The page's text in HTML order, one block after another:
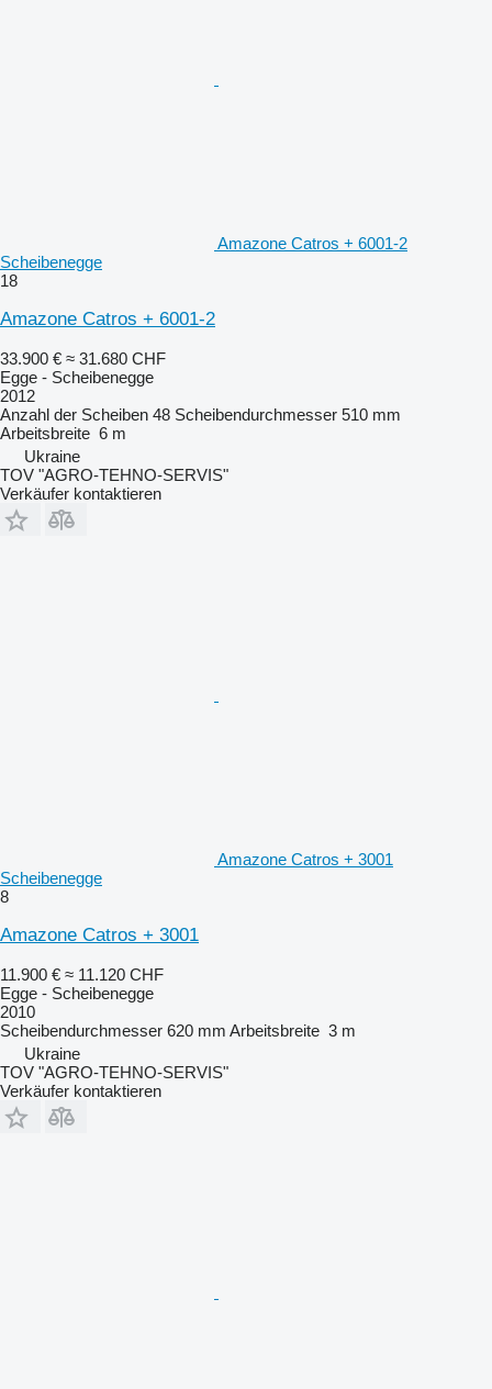
Amazone Catros + 6001-2
Scheibenegge
18
Amazone Catros + 6001-2
33.900 € ≈ 31.680 CHF
Egge - Scheibenegge
2012
Anzahl der Scheiben 48 Scheibendurchmesser 510 mm
Arbeitsbreite 6 m
Ukraine
TOV "AGRO-TEHNO-SERVIS"
Verkäufer kontaktieren
Amazone Catros + 3001
Scheibenegge
8
Amazone Catros + 3001
11.900 € ≈ 11.120 CHF
Egge - Scheibenegge
2010
Scheibendurchmesser 620 mm Arbeitsbreite 3 m
Ukraine
TOV "AGRO-TEHNO-SERVIS"
Verkäufer kontaktieren